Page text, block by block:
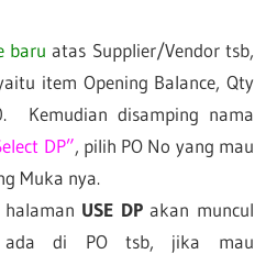
baruatas Supplier/Vendor tsb,
item Opening Balance, Qty
Kemudian disamping nama
DP”, pilih PO No yang mau
Muka nya.
halaman USE DPakan muncul
ada di PO tsb, jika mau